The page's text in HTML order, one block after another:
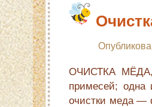
ОЧИСТКА МЁДА,
примесей; одна
очистки меда —